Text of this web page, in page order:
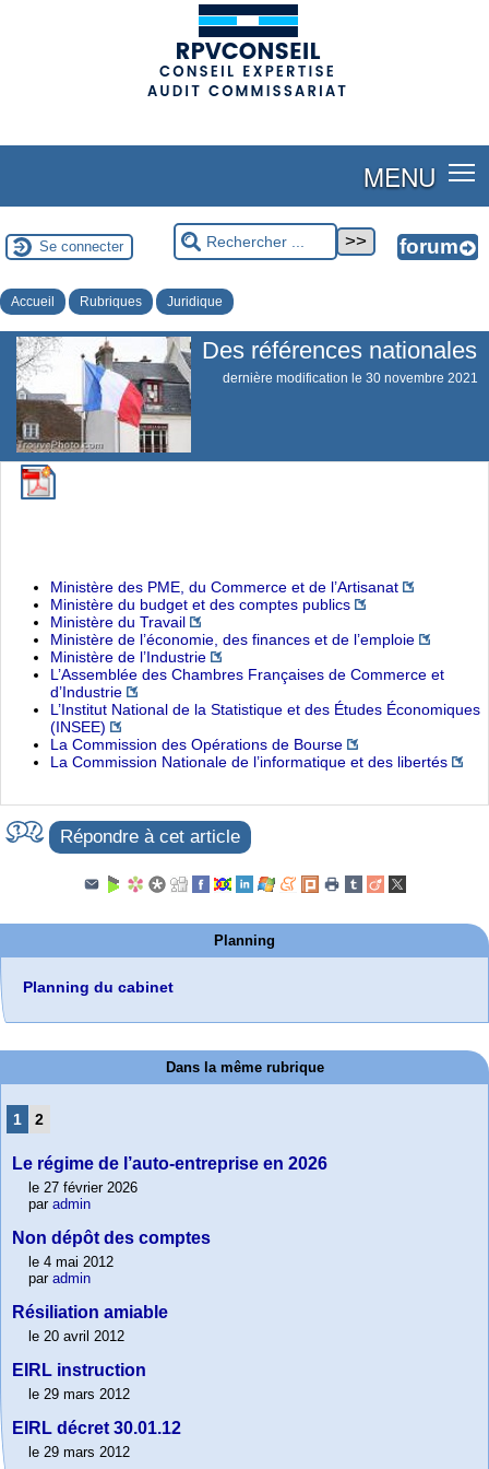
MENU
Se connecter
Accueil Rubriques Juridique
Des références nationales
dernière modification le 30 novembre 2021
Ministère des PME, du Commerce et de l’Artisanat
Ministère du budget et des comptes publics
Ministère du Travail
Ministère de l’économie, des finances et de l’emploie
Ministère de l’Industrie
L’Assemblée des Chambres Françaises de Commerce et
d’Industrie
L’Institut National de la Statistique et des Études Économiques
(INSEE)
La Commission des Opérations de Bourse
La Commission Nationale de l’informatique et des libertés
Répondre à cet article
Planning
Planning du cabinet
Dans la même rubrique
1 2
Le régime de l’auto-entreprise en 2026
le 27 février 2026
par admin
Non dépôt des comptes
le 4 mai 2012
par admin
Résiliation amiable
le 20 avril 2012
EIRL instruction
le 29 mars 2012
EIRL décret 30.01.12
le 29 mars 2012